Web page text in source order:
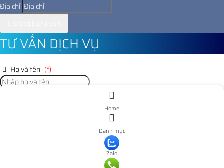
Địa chỉ
TƯ VẤN DỊCH VỤ
Họ và tên (*)
Home
Danh mục
Zalo